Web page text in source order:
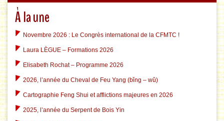
À la une
Novembre 2026 : Le Congrès international de la CFMTC !
Laura LÈGUE – Formations 2026
Elisabeth Rochat – Programme 2026
2026, l’année du Cheval de Feu Yang (bǐng – wǔ)
Cartographie Feng Shui et afflictions majeures en 2026
2025, l’année du Serpent de Bois Yin